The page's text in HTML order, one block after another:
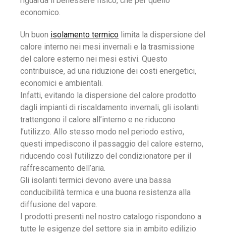
economico.
Un buon isolamento termico limita la dispersione del
calore interno nei mesi invernali e la trasmissione
del calore esterno nei mesi estivi. Questo
contribuisce, ad una riduzione dei costi energetici,
economici e ambientali.
Infatti, evitando la dispersione del calore prodotto
dagli impianti di riscaldamento invernali, gli isolanti
trattengono il calore all’interno e ne riducono
l’utilizzo. Allo stesso modo nel periodo estivo,
questi impediscono il passaggio del calore esterno,
riducendo così l’utilizzo del condizionatore per il
raffrescamento dell’aria.
Gli isolanti termici devono avere una bassa
conducibilità termica e una buona resistenza alla
diffusione del vapore.
I prodotti presenti nel nostro catalogo rispondono a
tutte le esigenze del settore sia in ambito edilizio